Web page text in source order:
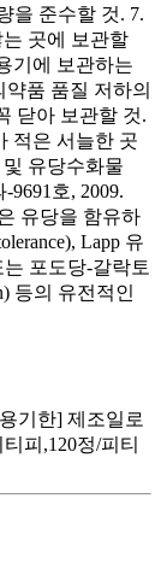
을 준수할 것. 7.
곳에 보관할
기에 보관하는
품 품질 저하의
닫아 보관할 것.
적은 서늘한 곳
유당수화물
9691호, 2009.
유당을 함유하
Lapp 유
는 포도당-갈락토
등의 유전적인
기한] 제조일로
피,120정/피티